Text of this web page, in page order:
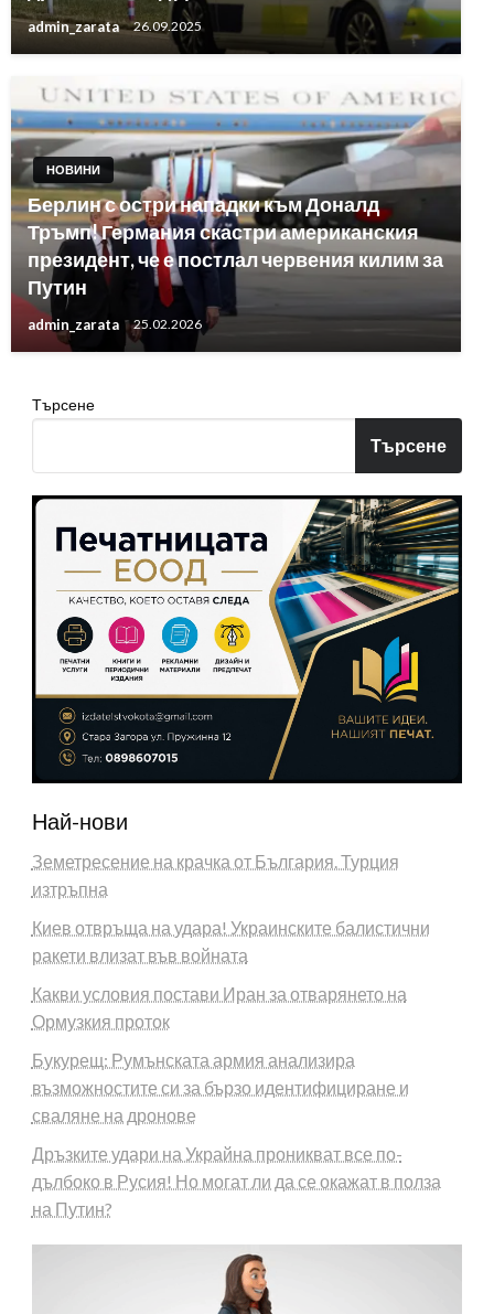
admin_zarata 26.09.2025
НОВИНИ
Берлин с остри нападки към Доналд
Тръмп! Германия скастри американския
президент, че е постлал червения килим за
Путин
admin_zarata 25.02.2026
Търсене
Търсене
Най-нови
Земетресение на крачка от България. Турция
изтръпна
Киев отвръща на удара! Украинските балистични
ракети влизат във войната
Какви условия постави Иран за отварянето на
Ормузкия проток
Букурещ: Румънската армия анализира
възможностите си за бързо идентифициране и
сваляне на дронове
Дръзките удари на Украйна проникват все по-
дълбоко в Русия! Но могат ли да се окажат в полза
на Путин?